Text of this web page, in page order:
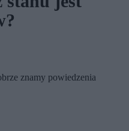
znamy powiedzenia